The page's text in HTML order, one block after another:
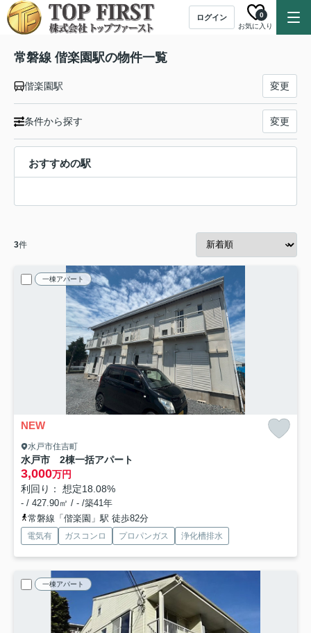
ログイン
お気に入り
0
常磐線 偕楽園駅の物件一覧
偕楽園駅 変更
条件から探す 変更
おすすめの駅
3件
一棟アパート
NEW
水戸市住吉町
水戸市 2棟一括アパート
3,000万円
利回り： 想定18.08%
- / 427.90㎡ / - /築41年
常磐線「偕楽園」駅 徒歩82分
電気有 ガスコンロ プロパンガス 浄化槽排水
一棟アパート